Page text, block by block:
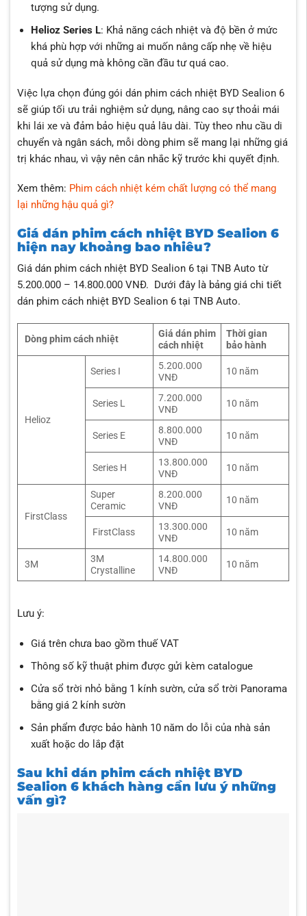
tượng sử dụng.
Helioz Series L: Khả năng cách nhiệt và độ bền ở mức
khá phù hợp với những ai muốn nâng cấp nhẹ về hiệu
quả sử dụng mà không cần đầu tư quá cao.
Việc lựa chọn đúng gói dán phim cách nhiệt BYD Sealion 6
sẽ giúp tối ưu trải nghiệm sử dụng, nâng cao sự thoải mái
khi lái xe và đảm bảo hiệu quả lâu dài. Tùy theo nhu cầu di
chuyển và ngân sách, mỗi dòng phim sẽ mang lại những giá
trị khác nhau, vì vậy nên cân nhắc kỹ trước khi quyết định.
Xem thêm: Phim cách nhiệt kém chất lượng có thể mang
lại những hậu quả gì?
Giá dán phim cách nhiệt BYD Sealion 6
hiện nay khoảng bao nhiêu?
Giá dán phim cách nhiệt BYD Sealion 6 tại TNB Auto từ
5.200.000 – 14.800.000 VNĐ. Dưới đây là bảng giá chi tiết
dán phim cách nhiệt BYD Sealion 6 tại TNB Auto.
Dòng phim cách nhiệt
Giá dán phim
cách nhiệt
Thời gian
bảo hành
Helioz
Series I
5.200.000
VNĐ
10 năm
Series L
7.200.000
VNĐ
10 năm
Series E
8.800.000
VNĐ
10 năm
Series H
13.800.000
VNĐ
10 năm
FirstClass
Super
Ceramic
8.200.000
VNĐ
10 năm
FirstClass
13.300.000
VNĐ
10 năm
3M
3M
Crystalline
14.800.000
VNĐ
10 năm
Lưu ý:
Giá trên chưa bao gồm thuế VAT
Thông số kỹ thuật phim được gửi kèm catalogue
Cửa sổ trời nhỏ bằng 1 kính sườn, cửa sổ trời Panorama
bằng giá 2 kính sườn
Sản phẩm được bảo hành 10 năm do lỗi của nhà sản
xuất hoặc do lắp đặt
Sau khi dán phim cách nhiệt BYD
Sealion 6 khách hàng cần lưu ý những
vấn gì?